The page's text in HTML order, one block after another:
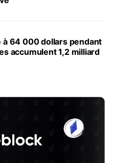
à 64 000 dollars pendant
accumulent 1,2 milliard